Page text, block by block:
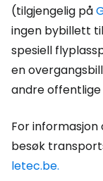
(tilgjengelig på
ingen bybillett
spesiell
en
andre
For
besøk
letec.be.